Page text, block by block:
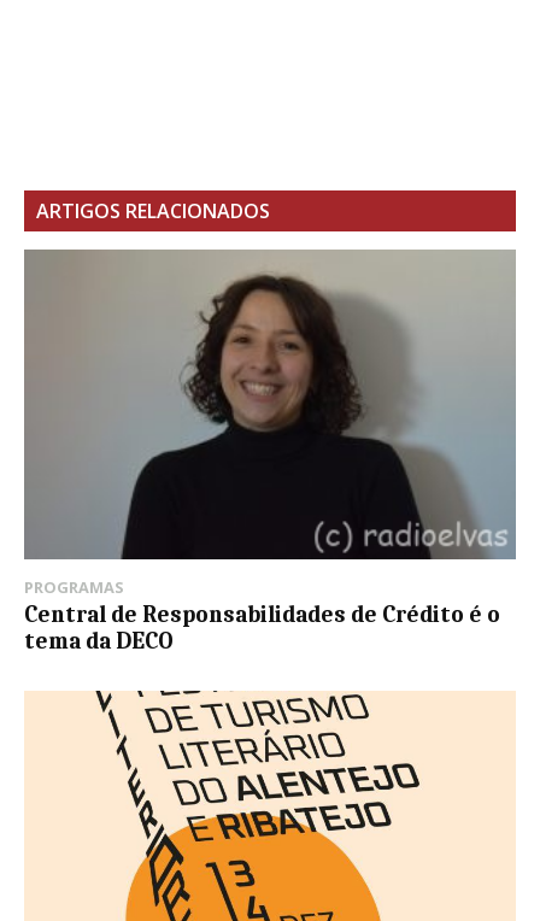
ARTIGOS RELACIONADOS
PROGRAMAS
Central de Responsabilidades de Crédito é o
tema da DECO